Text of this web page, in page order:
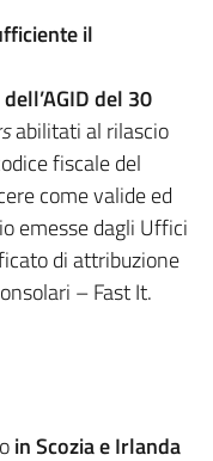
il
del 30
abilitati al rilascio
fiscale del
come valide ed
emesse dagli Uffici
di attribuzione
– Fast It.
in Scozia e Irlanda